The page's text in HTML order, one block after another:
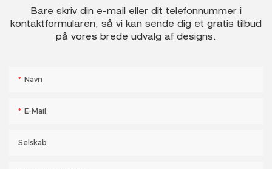
Bare skriv din e-mail eller dit telefonnummer i
kontaktformularen, så vi kan sende dig et gratis tilbud
på vores brede udvalg af designs.
Navn
E-Mail.
Selskab